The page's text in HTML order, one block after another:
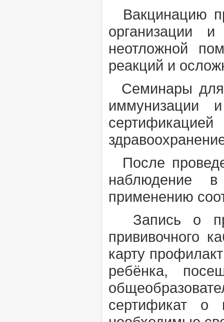
Вакцинацию
организации
неотложной
реакций и
Семинары для
иммунизации
После
наблюдение в
применению
Запись о
прививочного
карту
ребёнка,
сертификат о